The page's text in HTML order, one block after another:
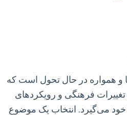
و همواره در حال تحول است که
فرهنگی و رویکردهای
خود می‌گیرد. انتخاب یک موضوع